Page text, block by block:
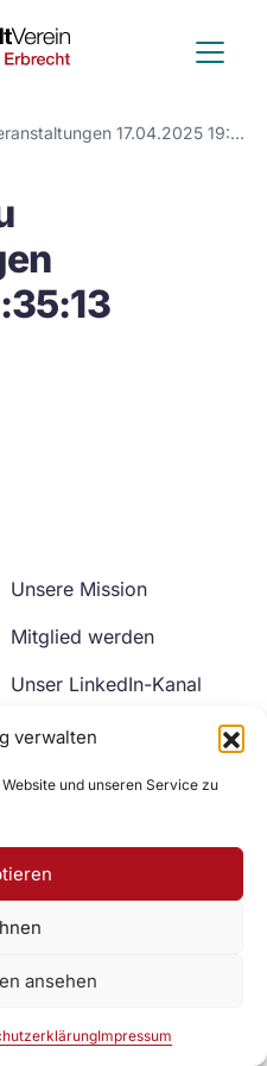
verwalten
und unseren Service zu
ansehen
Impressum
Deutscher
Anwalt
Verein
Anmeldung zu Veranstaltungen 17.04.2025 19:35:13
Unsere Mission
Mitglied werden
Unser LinkedIn-Kanal
Unser YouTube-Kanal